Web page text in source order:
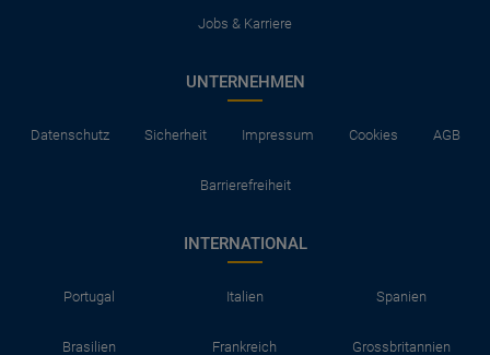
Jobs & Karriere
UNTERNEHMEN
Datenschutz Sicherheit Impressum Cookies AGB
Barrierefreiheit
INTERNATIONAL
Portugal Italien Spanien
Brasilien Frankreich Grossbritannien